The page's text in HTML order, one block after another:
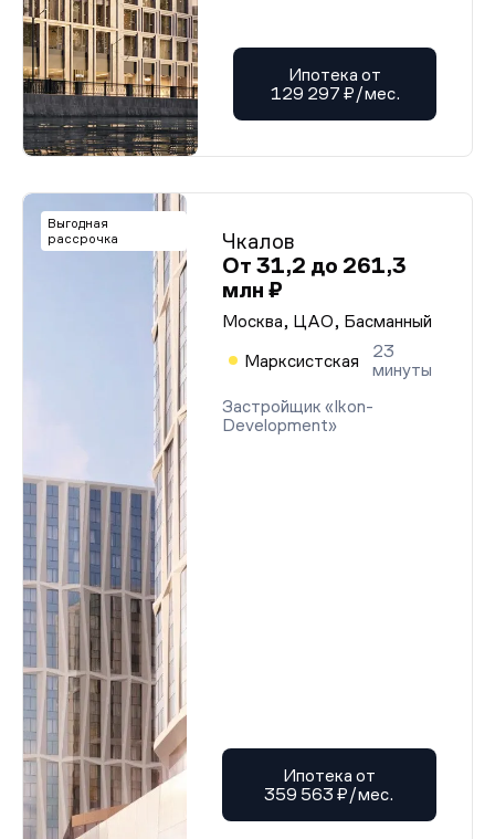
Ипотека от
129 297 ₽/мес.
Выгодная
рассрочка
Чкалов
От 31,2 до 261,3
млн ₽
Москва, ЦАО, Басманный
Марксистская
23
минуты
Застройщик «Ikon-
Development»
Ипотека от
359 563 ₽/мес.